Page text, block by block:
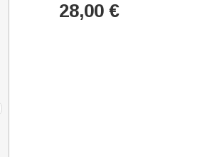
28,00 €